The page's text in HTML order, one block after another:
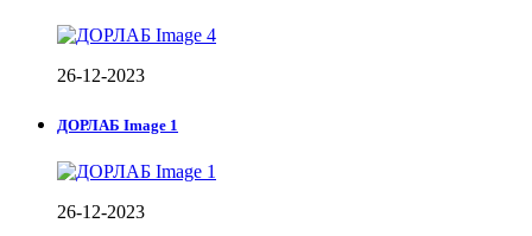
26-12-2023
ДОРЛАБ Image 1
26-12-2023